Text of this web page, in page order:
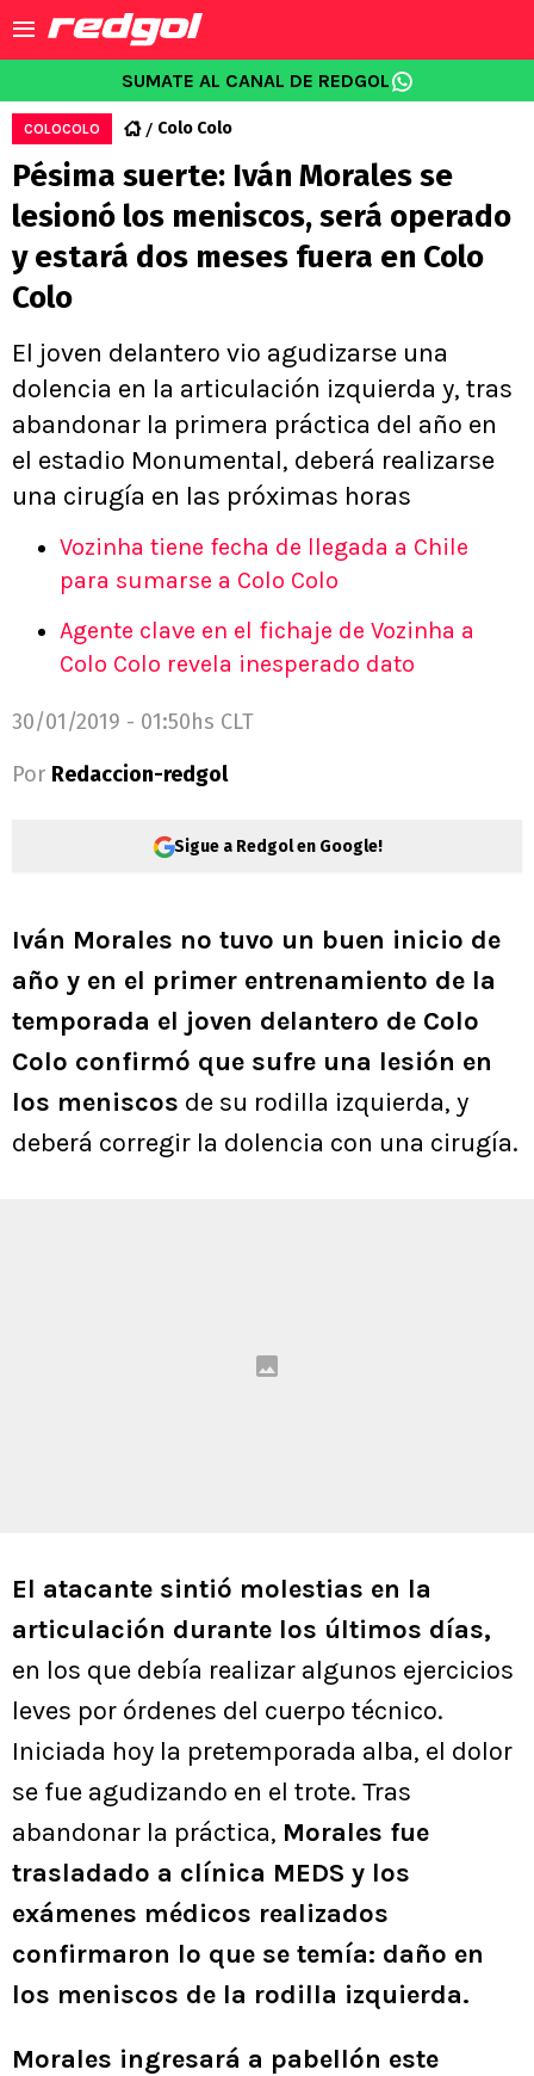
SUMATE AL CANAL DE REDGOL
COLOCOLO Colo Colo
Pésima suerte: Iván Morales se
lesionó los meniscos, será operado
y estará dos meses fuera en Colo
Colo
El joven delantero vio agudizarse una
dolencia en la articulación izquierda y, tras
abandonar la primera práctica del año en
el estadio Monumental, deberá realizarse
una cirugía en las próximas horas
Vozinha tiene fecha de llegada a Chile
para sumarse a Colo Colo
Agente clave en el fichaje de Vozinha a
Colo Colo revela inesperado dato
30/01/2019 - 01:50hs CLT
Por Redaccion-redgol
Sigue a Redgol en Google!
Iván Morales no tuvo un buen inicio de
año y en el primer entrenamiento de la
temporada el joven delantero de Colo
Colo confirmó que sufre una lesión en
los meniscos de su rodilla izquierda, y
deberá corregir la dolencia con una cirugía.
El atacante sintió molestias en la
articulación durante los últimos días,
en los que debía realizar algunos ejercicios
leves por órdenes del cuerpo técnico.
Iniciada hoy la pretemporada alba, el dolor
se fue agudizando en el trote. Tras
abandonar la práctica, Morales fue
trasladado a clínica MEDS y los
exámenes médicos realizados
confirmaron lo que se temía: daño en
los meniscos de la rodilla izquierda.
Morales ingresará a pabellón este